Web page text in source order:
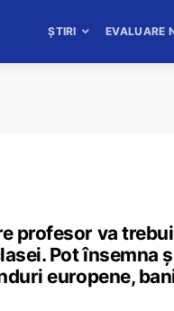
ȘTIRI EVALUARE
profesor va
Pot însemna
europene,